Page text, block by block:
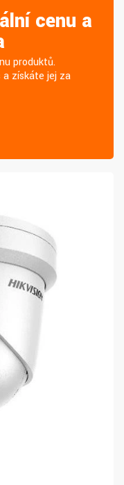
cenu a
produktů.
získáte jej za